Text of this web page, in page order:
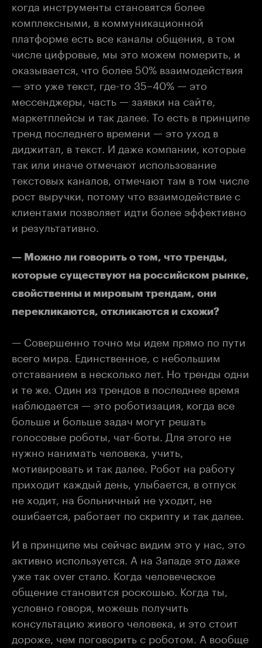
когда инструменты становятся более
комплексными, в коммуникационной
платформе есть все каналы общения, в том
числе цифровые, мы это можем померить, и
оказывается, что более 50% взаимодействия
— это уже текст, где-то 35–40% — это
мессенджеры, часть — заявки на сайте,
маркетплейсы и так далее. То есть в принципе
тренд последнего времени — это уход в
диджитал, в текст. И даже компании, которые
так или иначе отмечают использование
текстовых каналов, отмечают там в том числе
рост выручки, потому что взаимодействие с
клиентами позволяет идти более эффективно
и результативно.
— Можно ли говорить о том, что тренды,
которые существуют на российском рынке,
свойственны и мировым трендам, они
перекликаются, откликаются и схожи?
— Совершенно точно мы идем прямо по пути
всего мира. Единственное, с небольшим
отставанием в несколько лет. Но тренды одни
и те же. Один из трендов в последнее время
наблюдается — это роботизация, когда все
больше и больше задач могут решать
голосовые роботы, чат-боты. Для этого не
нужно нанимать человека, учить,
мотивировать и так далее. Робот на работу
приходит каждый день, улыбается, в отпуск
не ходит, на больничный не уходит, не
ошибается, работает по скрипту и так далее.
И в принципе мы сейчас видим это у нас, это
активно используется. А на Западе это даже
уже так over стало. Когда человеческое
общение становится роскошью. Когда ты,
условно говоря, можешь получить
консультацию живого человека, и это стоит
дороже, чем поговорить с роботом. А вообще